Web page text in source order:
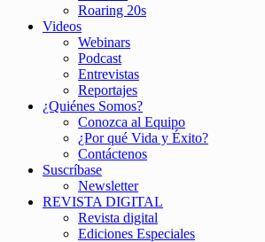
Roaring 20s
Videos
Webinars
Podcast
Entrevistas
Reportajes
¿Quiénes Somos?
Conozca al Equipo
¿Por qué Vida y Éxito?
Contáctenos
Suscríbase
Newsletter
REVISTA DIGITAL
Revista digital
Ediciones Especiales